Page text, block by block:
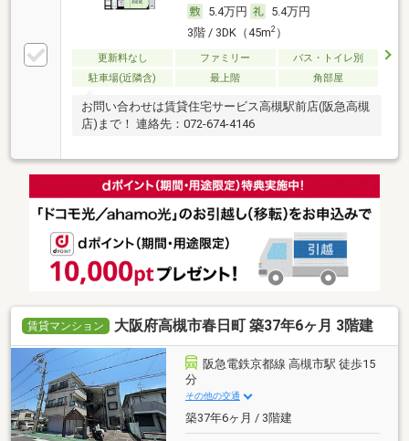
5.4万円
5.4万円
3階 / 3DK（45m2）
更新料なし ファミリー
バス・トイレ別
駐車場(近隣含)
最上階 角部屋
お問い合わせは賃貸住宅サービス高槻駅前店(阪急高槻
店)まで！ 連絡先：072-674-4146
賃貸マンション 大阪府高槻市春日町 築37年6ヶ月 3階建
阪急電鉄京都線 高槻市駅 徒歩15
分
その他の交通
築37年6ヶ月 / 3階建